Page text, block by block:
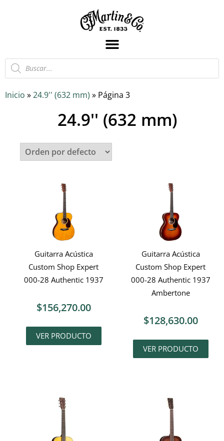
Inicio »24.9'' (632 mm) » Página 3
24.9'' (632 mm)
Guitarra Acústica
Custom Shop Expert
000-28 Authentic 1937
$156,270.00
VER PRODUCTO
Guitarra Acústica
Custom Shop Expert
000-28 Authentic 1937
Ambertone
$128,630.00
VER PRODUCTO